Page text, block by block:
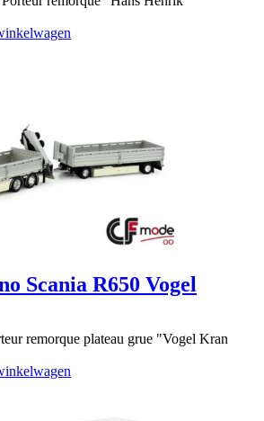
Scania R650 Vogel
remorque plateau grue "Vogel Kran